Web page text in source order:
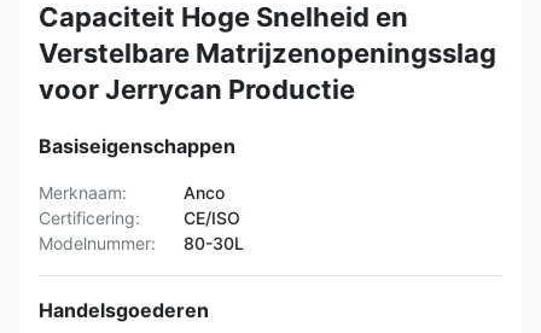
Capaciteit Hoge Snelheid en
Verstelbare Matrijzenopeningsslag
voor Jerrycan Productie
Basiseigenschappen
Merknaam:
Anco
Certificering:
CE/ISO
Modelnummer:
80-30L
Handelsgoederen